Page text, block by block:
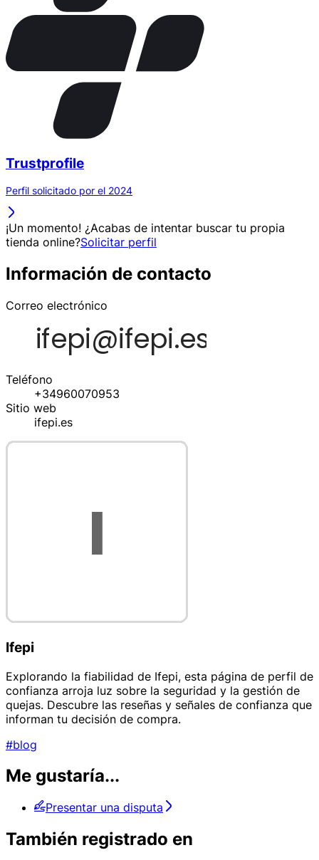
Trustprofile
Perfil solicitado por el 2024
¡Un momento! ¿Acabas de intentar buscar tu propia
tienda online?Solicitar perfil
Información de contacto
Correo electrónico
Teléfono
+34960070953
Sitio web
ifepi.es
Ifepi
Explorando la fiabilidad de Ifepi, esta página de perfil de
confianza arroja luz sobre la seguridad y la gestión de
quejas. Descubre las reseñas y señales de confianza que
informan tu decisión de compra.
#blog
Me gustaría...
Presentar una disputa
También registrado en